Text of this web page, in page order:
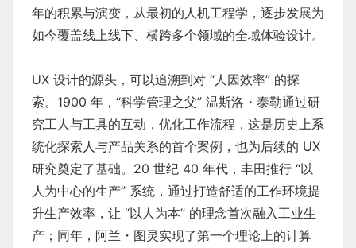
年的积累与演变，从最初的人机工程学，逐步发展为
如今覆盖线上线下、横跨多个领域的全域体验设计。
UX 设计的源头，可以追溯到对 “人因效率” 的探
索。1900 年，“科学管理之父” 温斯洛・泰勒通过研
究工人与工具的互动，优化工作流程，这是历史上系
统化探索人与产品关系的首个案例，也为后续的 UX
研究奠定了基础。20 世纪 40 年代，丰田推行 “以
人为中心的生产” 系统，通过打造舒适的工作环境提
升生产效率，让 “以人为本” 的理念首次融入工业生
产；同年，阿兰・图灵实现了第一个理论上的计算